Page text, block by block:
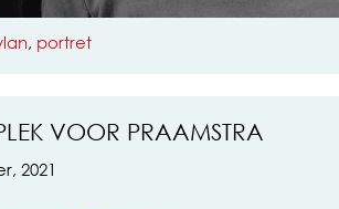
, portret
VOOR PRAAMSTRA
2021